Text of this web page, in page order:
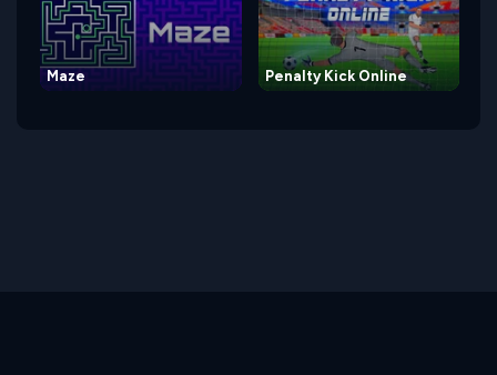
Maze Penalty Kick Online